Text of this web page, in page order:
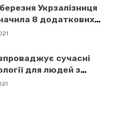
Укрзалізниця
8 додаткових
сучасні
для людей з
слуху